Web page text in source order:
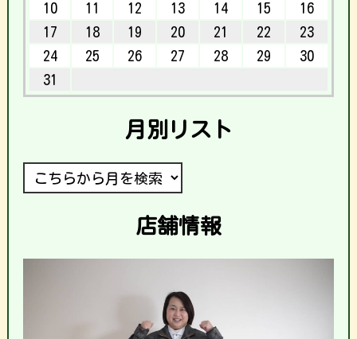
10
11 12 13 14 15
16
17
18 19 20 21 22
23
24
25 26 27 28 29
30
31
月別リスト
店舗情報